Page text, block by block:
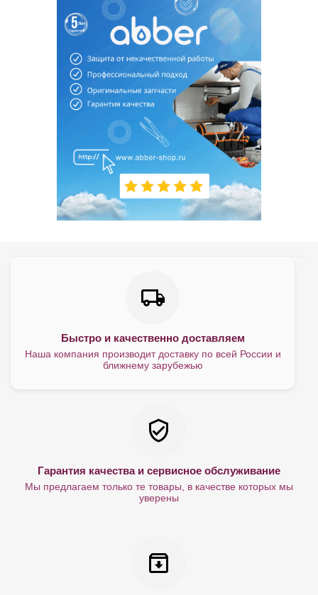
Быстро и качественно доставляем
Наша компания производит доставку по всей России и
ближнему зарубежью
Гарантия качества и сервисное обслуживание
Мы предлагаем только те товары, в качестве которых мы
уверены